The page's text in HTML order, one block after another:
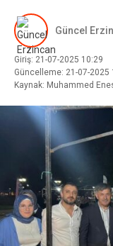
Güncel
Giriş: 21-07-2025 10:29
Güncelleme: 21-07-2025
Kaynak: Muhammed